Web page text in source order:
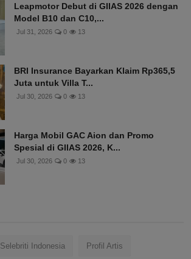
Leapmotor Debut di GIIAS 2026 dengan
Model B10 dan C10,...
Jul 31, 2026 0 13
BRI Insurance Bayarkan Klaim Rp365,5
Juta untuk Villa T...
Jul 30, 2026 0 13
Harga Mobil GAC Aion dan Promo
Spesial di GIIAS 2026, K...
Jul 30, 2026 0 13
Selebriti Indonesia Profil Artis